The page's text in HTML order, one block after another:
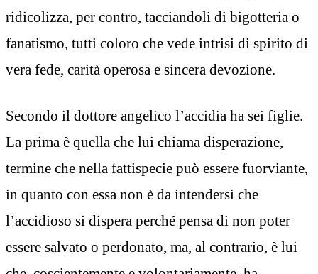
ridicolizza, per contro, tacciandoli di bigotteria o
fanatismo, tutti coloro che vede intrisi di spirito di
vera fede, carità operosa e sincera devozione.
Secondo il dottore angelico l’accidia ha sei figlie.
La prima è quella che lui chiama disperazione,
termine che nella fattispecie può essere fuorviante,
in quanto con essa non è da intendersi che
l’accidioso si dispera perché pensa di non poter
essere salvato o perdonato, ma, al contrario, è lui